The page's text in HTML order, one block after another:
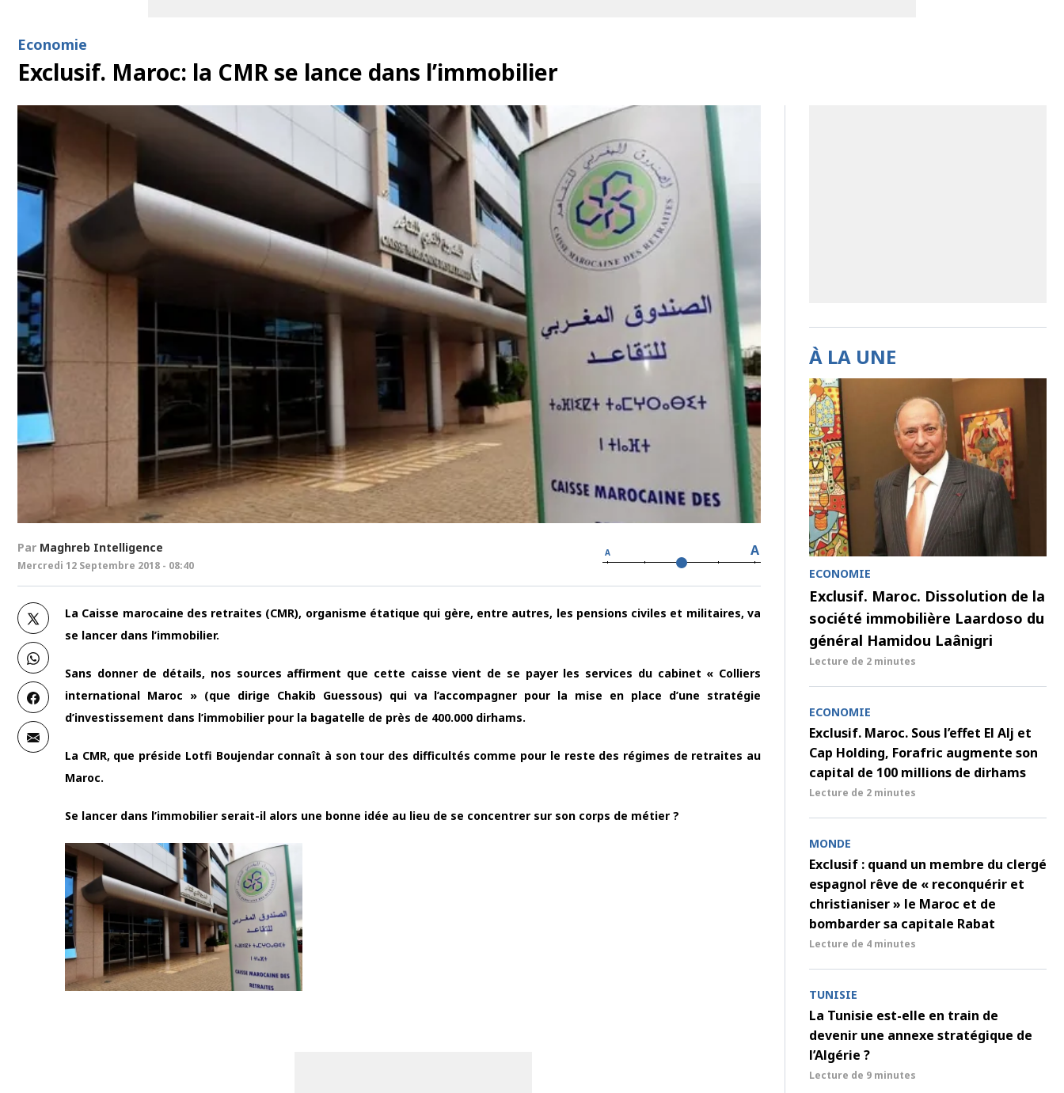
Economie
Exclusif. Maroc: la CMR se lance dans l’immobilier
Par Maghreb Intelligence
Mercredi 12 Septembre 2018 - 08:40
A A
La Caisse marocaine des retraites (CMR), organisme étatique qui gère, entre autres, les pensions civiles et militaires, va
se lancer dans l’immobilier.
Sans donner de détails, nos sources affirment que cette caisse vient de se payer les services du cabinet « Colliers
international Maroc » (que dirige Chakib Guessous) qui va l’accompagner pour la mise en place d’une stratégie
d’investissement dans l’immobilier pour la bagatelle de près de 400.000 dirhams.
La CMR, que préside Lotfi Boujendar connaît à son tour des difficultés comme pour le reste des régimes de retraites au
Maroc.
Se lancer dans l’immobilier serait-il alors une bonne idée au lieu de se concentrer sur son corps de métier ?
À LA UNE
ECONOMIE
Exclusif. Maroc. Dissolution de la
société immobilière Laardoso du
général Hamidou Laânigri
Lecture de 2 minutes
ECONOMIE
Exclusif. Maroc. Sous l’effet El Alj et
Cap Holding, Forafric augmente son
capital de 100 millions de dirhams
Lecture de 2 minutes
MONDE
Exclusif : quand un membre du clergé
espagnol rêve de « reconquérir et
christianiser » le Maroc et de
bombarder sa capitale Rabat
Lecture de 4 minutes
TUNISIE
La Tunisie est-elle en train de
devenir une annexe stratégique de
l’Algérie ?
Lecture de 9 minutes